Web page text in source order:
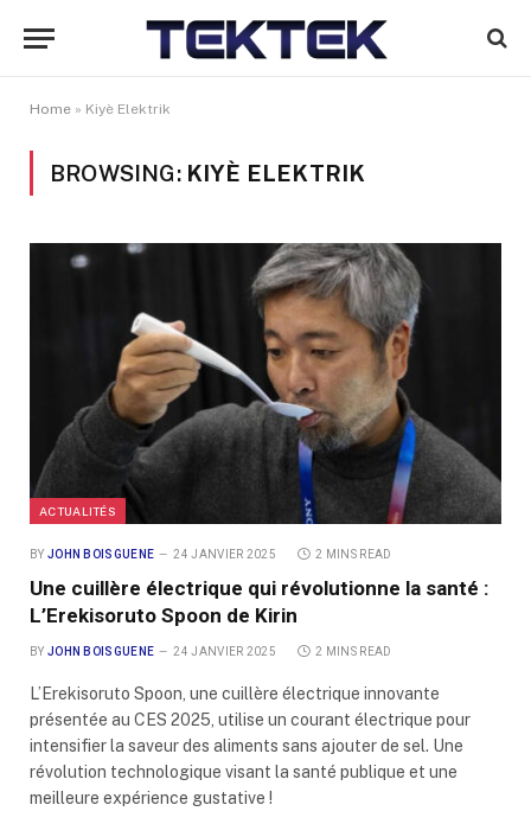
Home » Kiyè Elektrik
BROWSING: KIYÈ ELEKTRIK
ACTUALITÉS
BY JOHN BOISGUENE 24 JANVIER 2025 2 MINS READ
Une cuillère électrique qui révolutionne la santé :
L’Erekisoruto Spoon de Kirin
BY JOHN BOISGUENE 24 JANVIER 2025 2 MINS READ
L’Erekisoruto Spoon, une cuillère électrique innovante
présentée au CES 2025, utilise un courant électrique pour
intensifier la saveur des aliments sans ajouter de sel. Une
révolution technologique visant la santé publique et une
meilleure expérience gustative !